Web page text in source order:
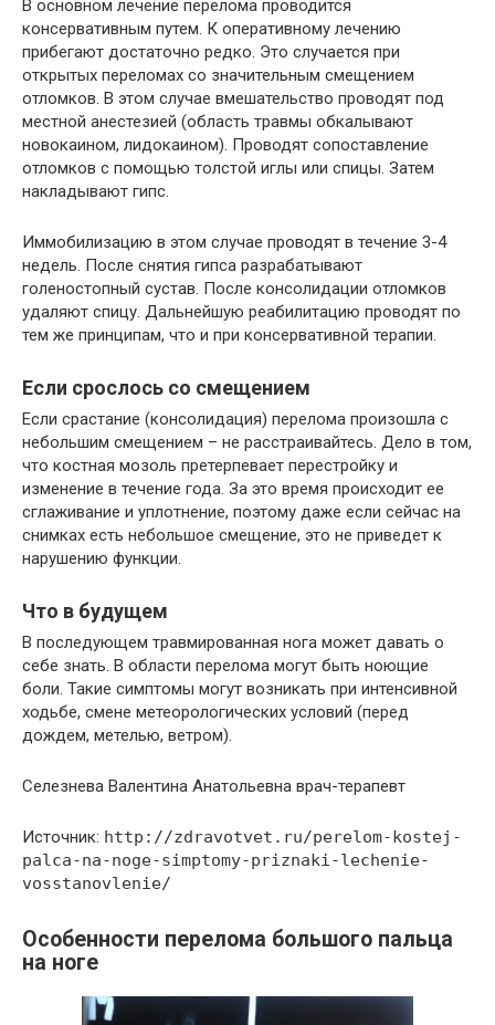
В основном лечение перелома проводится
консервативным путем. К оперативному лечению
прибегают достаточно редко. Это случается при
открытых переломах со значительным смещением
отломков. В этом случае вмешательство проводят под
местной анестезией (область травмы обкалывают
новокаином, лидокаином). Проводят сопоставление
отломков с помощью толстой иглы или спицы. Затем
накладывают гипс.
Иммобилизацию в этом случае проводят в течение 3-4
недель. После снятия гипса разрабатывают
голеностопный сустав. После консолидации отломков
удаляют спицу. Дальнейшую реабилитацию проводят по
тем же принципам, что и при консервативной терапии.
Если срослось со смещением
Если срастание (консолидация) перелома произошла с
небольшим смещением – не расстраивайтесь. Дело в том,
что костная мозоль претерпевает перестройку и
изменение в течение года. За это время происходит ее
сглаживание и уплотнение, поэтому даже если сейчас на
снимках есть небольшое смещение, это не приведет к
нарушению функции.
Что в будущем
В последующем травмированная нога может давать о
себе знать. В области перелома могут быть ноющие
боли. Такие симптомы могут возникать при интенсивной
ходьбе, смене метеорологических условий (перед
дождем, метелью, ветром).
Селезнева Валентина Анатольевна врач-терапевт
Источник: http://zdravotvet.ru/perelom-kostej-
palca-na-noge-simptomy-priznaki-lechenie-
vosstanovlenie/
Особенности перелома большого пальца
на ноге